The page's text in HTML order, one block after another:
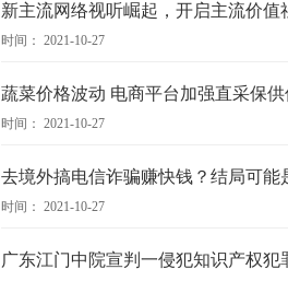
新主流网络视听崛起，开启主流价值
时间： 2021-10-27
蔬菜价格波动 电商平台加强直采保供
时间： 2021-10-27
去境外搞电信诈骗赚快钱？结局可
时间： 2021-10-27
广东江门中院宣判一侵犯知识产权犯